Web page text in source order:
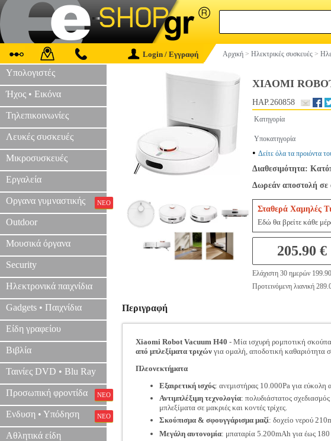
Login / Εγγραφή Αρχική > Ηλεκτρικές συσκευές >
Υπολογιστές
Ήχος • Εικόνα
Τηλεπικοινωνίες
Λευκές συσκευές
Μικροσυσκευές
Εργαλεία
Οργανα γυμναστικής ΝΕΟ
Outdoor
Μουσικά όργανα
Security
Ηλεκτρονικά παιχνίδια
Gadgets • Παιχνίδια
Είδη γραφείου
Βιβλία
Ταινίες DVD • Blu Ray
Προσωπική φροντίδα ΝΕΟ
Ενδυση • Υπόδηση ΝΕΟ
Αθλητικά είδη
XIAOMI
HAP.260858
Κατηγορία
Υποκατηγορία
• Δείτε όλα τα προιόντα
Διαθεσιμότητα:
Δωρεάν αποστολή σε
Σταθερά Χαμηλές
Εδώ θα βρείτε κάθε
205.90 €
Ελάχιστη 30 ημερών
Προτεινόμενη λιανική
Περιγραφή
Xiaomi Robot Vacuum H40 - Μία ισχυρή ρομποτική
από μπλεξίματα τριχών για ομαλή, αποδοτική καθαριότητα
Πλεονεκτήματα
Εξαιρετική ισχύς: ανεμιστήρας 10.000Pa για
Αντιμπλέξιμη τεχνολογία: πολυδιάστατος
μπλεξίματα σε μακριές και κοντές τρίχες.
Σκούπισμα & σφουγγάρισμα μαζί: δοχείο νερού
Μεγάλη αυτονομία: μπαταρία 5.200mAh για έως